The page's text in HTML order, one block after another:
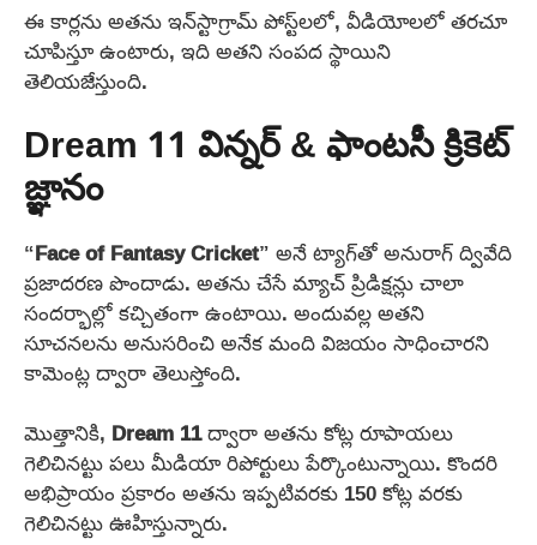
ఈ కార్లను అతను ఇన్‌స్టాగ్రామ్ పోస్ట్‌లలో, వీడియోలలో తరచూ
చూపిస్తూ ఉంటారు, ఇది అతని సంపద స్థాయిని
తెలియజేస్తుంది.
Dream 11 విన్నర్ & ఫాంటసీ క్రికెట్
జ్ఞానం
“Face of Fantasy Cricket” అనే ట్యాగ్‌తో అనురాగ్ ద్వివేది
ప్రజాదరణ పొందాడు. అతను చేసే మ్యాచ్ ప్రిడిక్షన్లు చాలా
సందర్భాల్లో కచ్చితంగా ఉంటాయి. అందువల్ల అతని
సూచనలను అనుసరించి అనేక మంది విజయం సాధించారని
కామెంట్ల ద్వారా తెలుస్తోంది.
మొత్తానికి, Dream 11ద్వారా అతను కోట్ల రూపాయలు
గెలిచినట్టు పలు మీడియా రిపోర్టులు పేర్కొంటున్నాయి. కొందరి
అభిప్రాయం ప్రకారం అతను ఇప్పటివరకు 150 కోట్ల వరకు
గెలిచినట్టు ఊహిస్తున్నారు.